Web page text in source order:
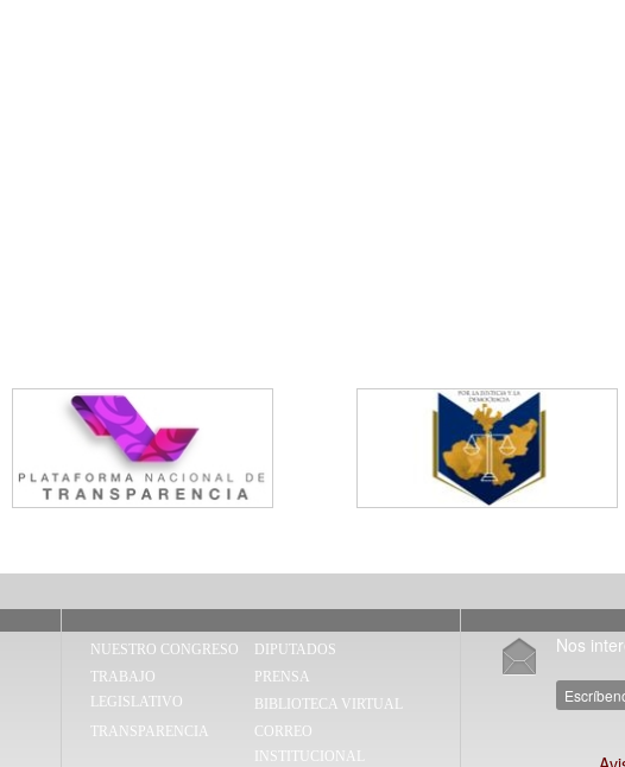
NUESTRO CONGRESO
DIPUTADOS
TRABAJO
LEGISLATIVO
PRENSA
BIBLIOTECA VIRTUAL
TRANSPARENCIA
CORREO
INSTITUCIONAL
Nos